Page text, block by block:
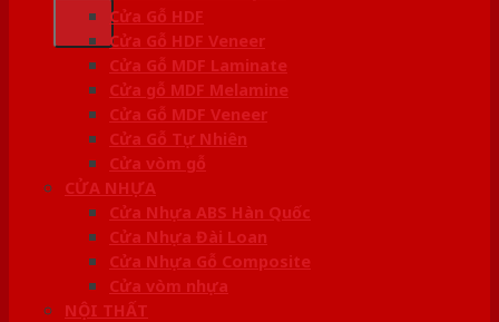
Cửa Gỗ HDF
Cửa Gỗ HDF Veneer
Cửa Gỗ MDF Laminate
Cửa gỗ MDF Melamine
Cửa Gỗ MDF Veneer
Cửa Gỗ Tự Nhiên
Cửa vòm gỗ
CỬA NHỰA
Cửa Nhựa ABS Hàn Quốc
Cửa Nhựa Đài Loan
Cửa Nhựa Gỗ Composite
Cửa vòm nhựa
NỘI THẤT